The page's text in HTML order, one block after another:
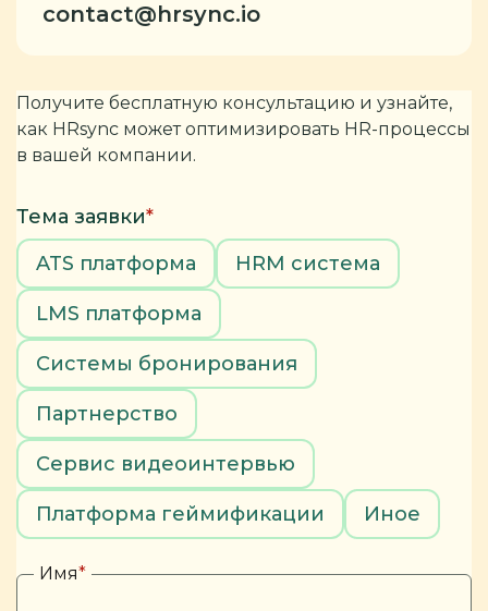
contact@hrsync.io
Получите бесплатную консультацию и узнайте,
как HRsync может оптимизировать HR-процессы
в вашей компании.
Тема заявки*
ATS платформа
HRM система
LMS платформа
Системы бронирования
Партнерство
Сервис видеоинтервью
Платформа геймификации Иное
Имя*